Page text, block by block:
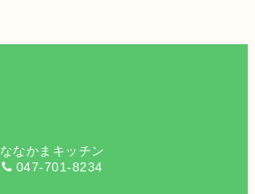
ななかまキッチン
047-701-8234